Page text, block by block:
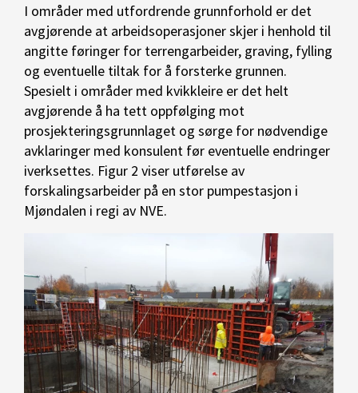
I områder med utfordrende grunnforhold er det
avgjørende at arbeidsoperasjoner skjer i henhold til
angitte føringer for terrengarbeider, graving, fylling
og eventuelle tiltak for å forsterke grunnen.
Spesielt i områder med kvikkleire er det helt
avgjørende å ha tett oppfølging mot
prosjekteringsgrunnlaget og sørge for nødvendige
avklaringer med konsulent før eventuelle endringer
iverksettes. Figur 2 viser utførelse av
forskalingsarbeider på en stor pumpestasjon i
Mjøndalen i regi av NVE.